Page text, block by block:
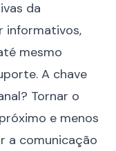
da
informativos,
mesmo
A chave
Tornar o
e menos
a comunicação